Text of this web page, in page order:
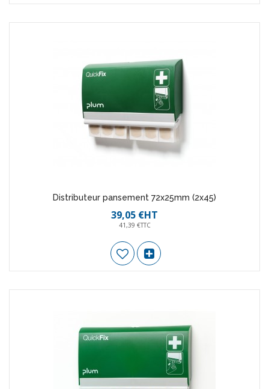
Distributeur pansement 72x25mm (2x45)
39,05 €HT
41,39 €TTC